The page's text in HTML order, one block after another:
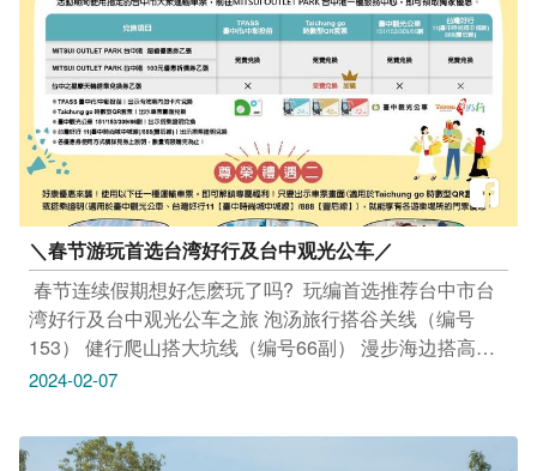
＼春节游玩首选台湾好行及台中观光公车／
​ 春节连续假期想好怎麽玩了吗? ​ 玩编首选推荐台中市台
湾好行及台中观光公车之旅 泡汤旅行搭谷关线（编号
153） 健行爬山搭大坑线（编号66副） 漫步海边搭高美
线（编号309） 历史悠游搭阿罩雾线（编号151） 乐园游
（编号11） ​ ​ 搭乘证明优惠 台中市台湾好行及台中观光
公车搭乘证 ➊享有超过上百家特约店家优惠 ➋MITSUI
2024-02-07